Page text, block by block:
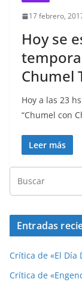
17 febrero,
Hoy se
Chumel
Hoy a las 23
“Chumel con
Leer más
Entradas
Crítica de «El Día
Crítica de